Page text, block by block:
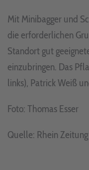
Mit Minibagger und
die erforderlichen
Standort gut
einzubringen. Das
links), Patrick Weiß
Foto: Thomas Esser
Quelle: Rhein Zeitung